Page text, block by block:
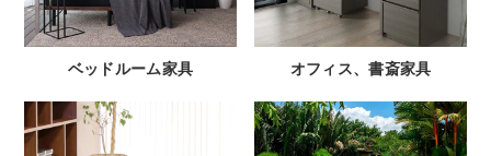
ベッドルーム家具 オフィス、書斎家具